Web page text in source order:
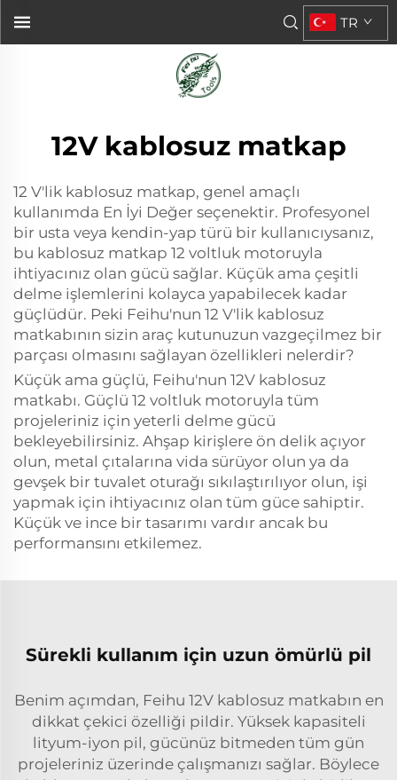
TR
12V kablosuz matkap
12 V'lik kablosuz matkap, genel amaçlı
kullanımda En İyi Değer seçenektir. Profesyonel
bir usta veya kendin-yap türü bir kullanıcıysanız,
bu kablosuz matkap 12 voltluk motoruyla
ihtiyacınız olan gücü sağlar. Küçük ama çeşitli
delme işlemlerini kolayca yapabilecek kadar
güçlüdür. Peki Feihu'nun 12 V'lik kablosuz
matkabının sizin araç kutunuzun vazgeçilmez bir
parçası olmasını sağlayan özellikleri nelerdir?
Küçük ama güçlü, Feihu'nun 12V kablosuz
matkabı. Güçlü 12 voltluk motoruyla tüm
projeleriniz için yeterli delme gücü
bekleyebilirsiniz. Ahşap kirişlere ön delik açıyor
olun, metal çıtalarına vida sürüyor olun ya da
gevşek bir tuvalet oturağı sıkılaştırılıyor olun, işi
yapmak için ihtiyacınız olan tüm güce sahiptir.
Küçük ve ince bir tasarımı vardır ancak bu
performansını etkilemez.
Sürekli kullanım için uzun ömürlü pil
Benim açımdan, Feihu 12V kablosuz matkabın en
dikkat çekici özelliği pildir. Yüksek kapasiteli
lityum-iyon pil, gücünüz bitmeden tüm gün
projeleriniz üzerinde çalışmanızı sağlar. Böylece